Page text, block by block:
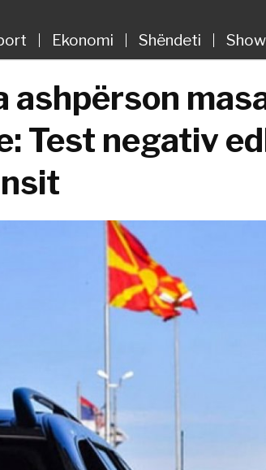
Ekonomi Shëndeti
ashpërson
Test negativ